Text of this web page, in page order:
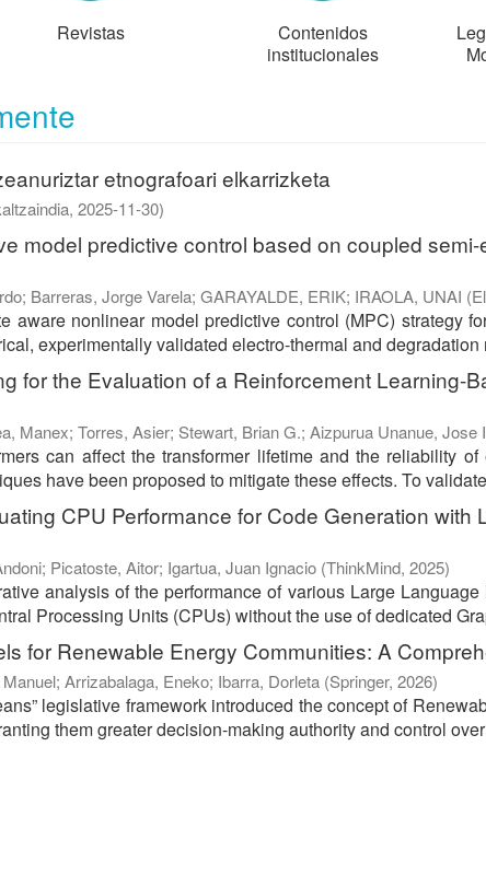
Revistas
Contenidos
institucionales
etnografoari elkarrizketa
, 2025-11-30)
model predictive control based on coupled
; Barreras, Jorge Varela; GARAYALDE, ERIK; IRAOLA, UNAI (
aware nonlinear model predictive control (MPC) strategy
experimentally validated electro-thermal and degradation
for the Evaluation of a Reinforcement Learning-
Manex; Torres, Asier; Stewart, Brian G.; Aizpurua Unanue, Jose
can affect the transformer lifetime and the reliability
have been proposed to mitigate these effects. To
CPU Performance for Code Generation with
; Picatoste, Aitor; Igartua, Juan Ignacio (ThinkMind, 2025)
analysis of the performance of various Large
Processing Units (CPUs) without the use of dedicated
for Renewable Energy Communities: A
; Arrizabalaga, Eneko; Ibarra, Dorleta (Springer, 2026)
legislative framework introduced the concept of
them greater decision-making authority and control